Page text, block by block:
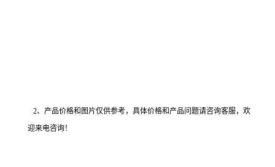
2、产品价格和图片仅供参考，具体价格和产品问题请咨询客服，欢
迎来电咨询！